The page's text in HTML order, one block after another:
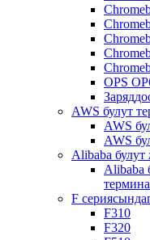
OPS
AWS булут
AWS
AWS
Alibaba
Alibaba
F
F310
F320